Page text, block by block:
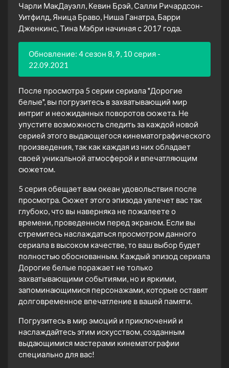
Чарли МакДауэлл, Кевин Брэй, Салли Ричардсон-
Уитфилд, Яница Браво, Ниша Ганатра, Барри
Дженкинс, Тина Мэбри начиная с 2017 года.
Обновление: 4 сезон 8, 9, 10 серия -
22.09.2021
После просмотра 5 серии сериала "Дорогие
белые", вы погрузитесь в захватывающий мир
интриг и неожиданных поворотов сюжета. Не
упустите возможность следить за каждой новой
серией этого выдающегося кинематографического
произведения, так как каждая из них обладает
своей уникальной атмосферой и впечатляющим
сюжетом.
5 серия обещает вам океан удовольствия после
просмотра. Сюжет этого эпизода увлечет вас так
глубоко, что вы наверняка не пожалеете о
времени, проведенном перед экраном. Если вы
стремитесь наслаждаться просмотром данного
сериала в высоком качестве, то ваш выбор будет
полностью обоснованным. Каждый эпизод сериала
Дорогие белые поражает не только
захватывающими событиями, но и яркими,
запоминающимися персонажами, которые оставят
долговременное впечатление в вашей памяти.
Погрузитесь в мир эмоций и приключений и
наслаждайтесь этим искусством, созданным
выдающимися мастерами кинематографии
специально для вас!